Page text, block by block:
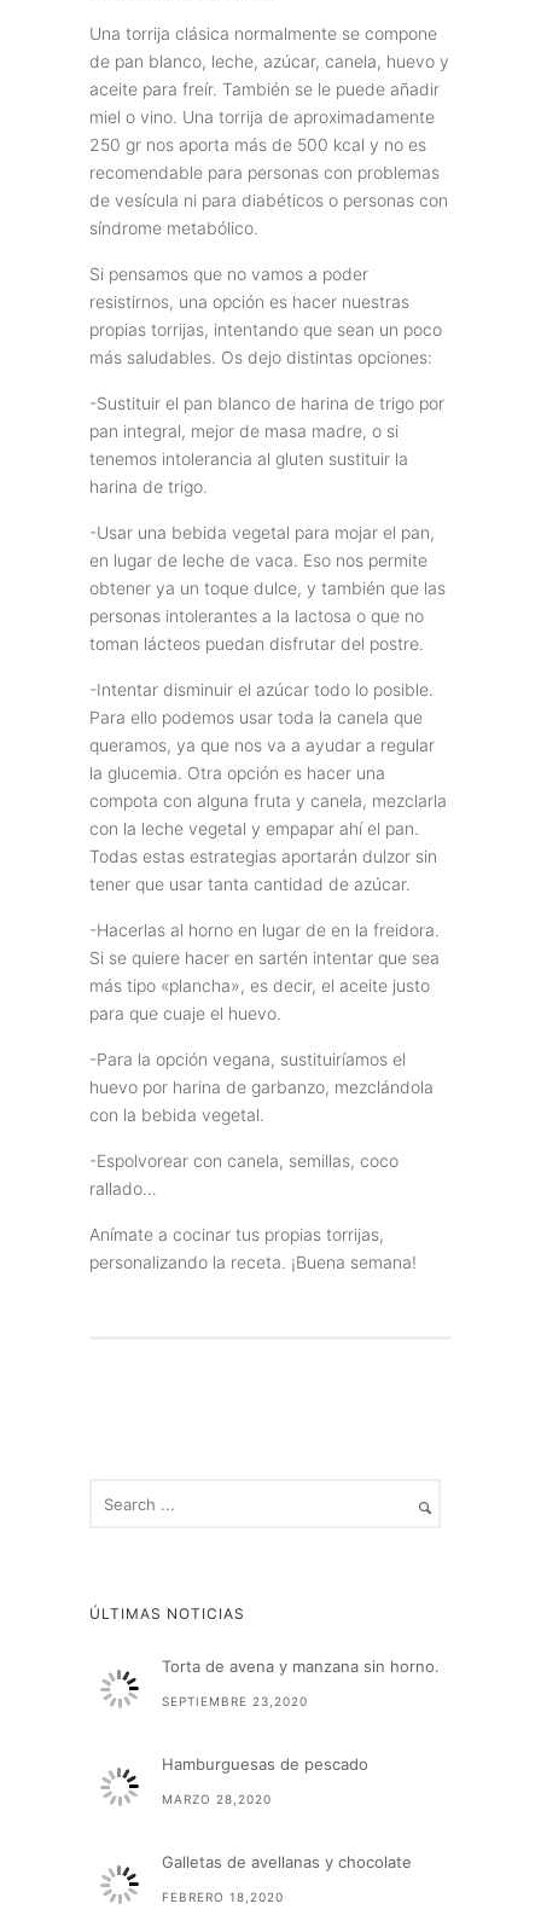
Una torrija clásica normalmente se compone
de pan blanco, leche, azúcar, canela, huevo y
aceite para freír. También se le puede añadir
miel o vino. Una torrija de aproximadamente
250 gr nos aporta más de 500 kcal y no es
recomendable para personas con problemas
de vesícula ni para diabéticos o personas con
síndrome metabólico.
Si pensamos que no vamos a poder
resistirnos, una opción es hacer nuestras
propias torrijas, intentando que sean un poco
más saludables. Os dejo distintas opciones:
-Sustituir el pan blanco de harina de trigo por
pan integral, mejor de masa madre, o si
tenemos intolerancia al gluten sustituir la
harina de trigo.
-Usar una bebida vegetal para mojar el pan,
en lugar de leche de vaca. Eso nos permite
obtener ya un toque dulce, y también que las
personas intolerantes a la lactosa o que no
toman lácteos puedan disfrutar del postre.
-Intentar disminuir el azúcar todo lo posible.
Para ello podemos usar toda la canela que
queramos, ya que nos va a ayudar a regular
la glucemia. Otra opción es hacer una
compota con alguna fruta y canela, mezclarla
con la leche vegetal y empapar ahí el pan.
Todas estas estrategias aportarán dulzor sin
tener que usar tanta cantidad de azúcar.
-Hacerlas al horno en lugar de en la freidora.
Si se quiere hacer en sartén intentar que sea
más tipo «plancha», es decir, el aceite justo
para que cuaje el huevo.
-Para la opción vegana, sustituiríamos el
huevo por harina de garbanzo, mezclándola
con la bebida vegetal.
-Espolvorear con canela, semillas, coco
rallado…
Anímate a cocinar tus propias torrijas,
personalizando la receta. ¡Buena semana!
ÚLTIMAS NOTICIAS
Torta de avena y manzana sin horno.
SEPTIEMBRE 23,2020
Hamburguesas de pescado
MARZO 28,2020
Galletas de avellanas y chocolate
FEBRERO 18,2020